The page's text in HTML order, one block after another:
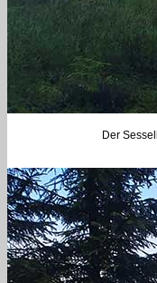
Der